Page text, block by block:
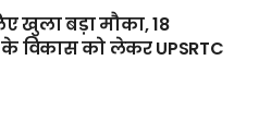
खुला बड़ा मौका, 18
विकास को लेकर UPSRTC